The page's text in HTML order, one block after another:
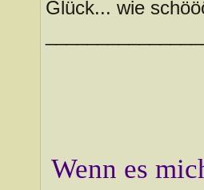
Glück... wie
Wenn es